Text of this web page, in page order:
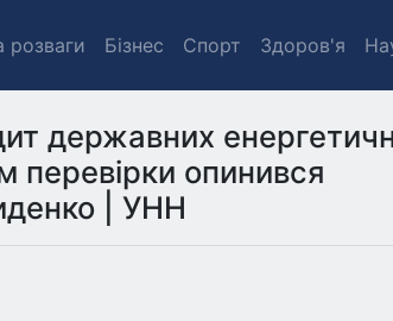
розваги Бізнес Спорт Здоров'я
державних
перевірки опинився
| УНН